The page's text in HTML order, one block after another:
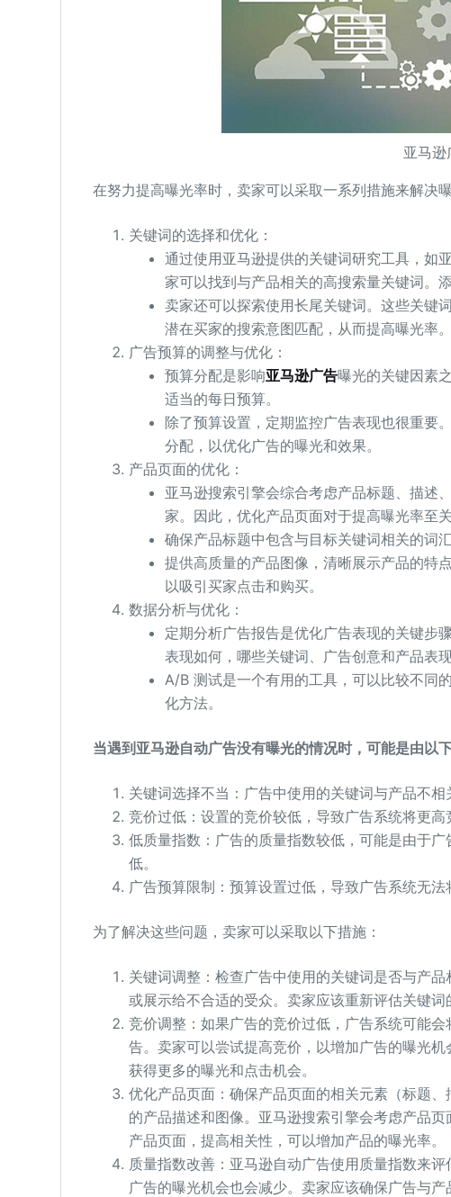
亚马逊
在努力提高曝光率时，卖家可以采取一系列措施来解决
关键词的选择和优化：
通过使用亚马逊提供的关键词研究工具，如
家可以找到与产品相关的高搜索量关键词。
卖家还可以探索使用长尾关键词。这些关键
潜在买家的搜索意图匹配，从而提高曝光率。
广告预算的调整与优化：
预算分配是影响亚马逊广告曝光的关键因素
适当的每日预算。
除了预算设置，定期监控广告表现也很重要
分配，以优化广告的曝光和效果。
产品页面的优化：
亚马逊搜索引擎会综合考虑产品标题、描述
家。因此，优化产品页面对于提高曝光率至关
确保产品标题中包含与目标关键词相关的词
提供高质量的产品图像，清晰展示产品的特
以吸引买家点击和购买。
数据分析与优化：
定期分析广告报告是优化广告表现的关键步
表现如何，哪些关键词、广告创意和产品表
A/B 测试是一个有用的工具，可以比较不同
化方法。
当遇到亚马逊自动广告没有曝光的情况时，可能是由以
关键词选择不当：广告中使用的关键词与产品不
竞价过低：设置的竞价较低，导致广告系统将更
低质量指数：广告的质量指数较低，可能是由于
低。
广告预算限制：预算设置过低，导致广告系统无法
为了解决这些问题，卖家可以采取以下措施：
关键词调整：检查广告中使用的关键词是否与产
或展示给不合适的受众。卖家应该重新评估关键
竞价调整：如果广告的竞价过低，广告系统可能
告。卖家可以尝试提高竞价，以增加广告的曝光
获得更多的曝光和点击机会。
优化产品页面：确保产品页面的相关元素（标题
的产品描述和图像。亚马逊搜索引擎会考虑产品
产品页面，提高相关性，可以增加产品的曝光率。
质量指数改善：亚马逊自动广告使用质量指数来
广告的曝光机会也会减少。卖家应该确保广告与